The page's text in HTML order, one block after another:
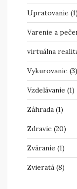
Upratovanie
Varenie a
virtuálna
Vykurovanie (3)
Vzdelávanie (1)
Záhrada (1)
Zdravie (20)
Zváranie (1)
Zvieratá (8)